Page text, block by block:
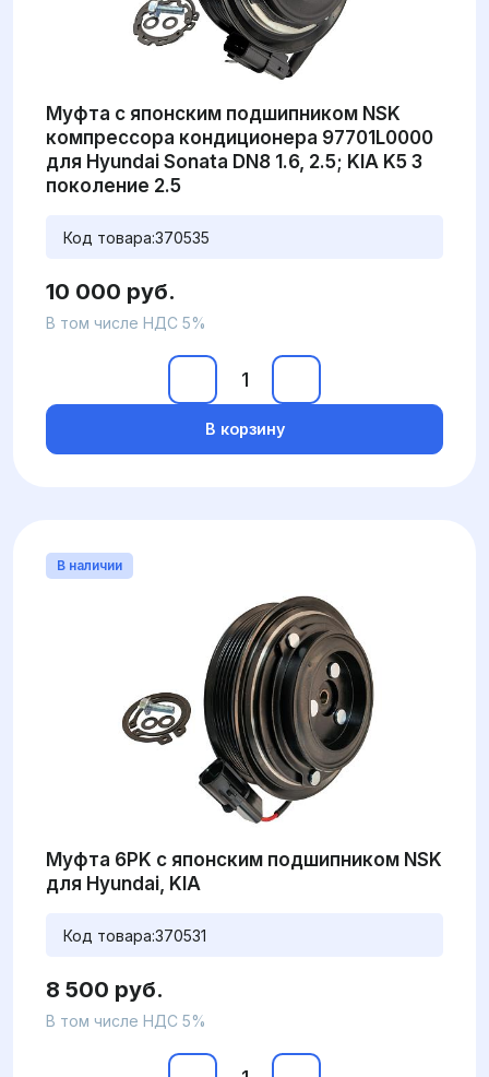
Муфта с японским подшипником NSK
компрессора кондиционера 97701L0000
для Hyundai Sonata DN8 1.6, 2.5; KIA K5 3
поколение 2.5
Код товара:370535
10 000 руб.
В том числе НДС 5%
В корзину
В наличии
Муфта 6PK с японским подшипником NSK
для Hyundai, KIA
Код товара:370531
8 500 руб.
В том числе НДС 5%